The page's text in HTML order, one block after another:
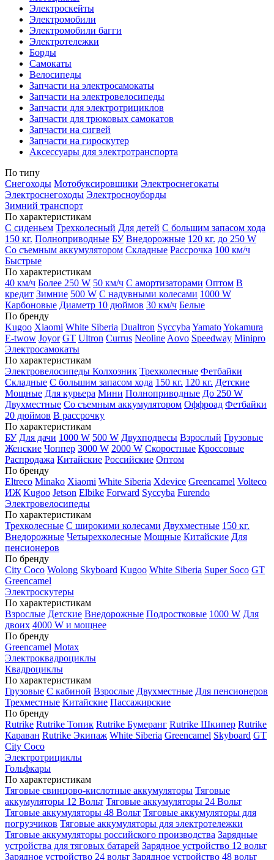
Электроскейты
Электромобили
Электромобили багги
Электротележки
Борды
Самокаты
Велосипеды
Запчасти на электросамокаты
Запчасти на электровелосипеды
Запчасти для электротрициклов
Запчасти для трюковых самокатов
Запчасти на сигвей
Запчасти на гироскутер
Аксессуары для электротранспорта
По типу
Снегоходы Мотобуксировщики Электроснегокаты
Электроснегоходы Электросноуборды
Зимний транспорт
По характеристикам
С сиденьем Трехколесный Для детей С большим запасом хода
150 кг. Полноприводные БУ Внедорожные 120 кг. до 250 W
Со съемным аккумулятором Складные Рассрочка 100 км/ч
Быстрые
По характеристикам
40 км/ч Более 250 W 50 км/ч С амортизаторами Оптом В
кредит Зимние 500 W С надувными колесами 1000 W
Карбоновые Диаметр 10 дюймов 30 км/ч Белые
По бренду
Kugoo Xiaomi White Siberia Dualtron Syccyba YamatoYokamura
E-twow Joyor GT Ultron Currus Neoline Aovo Speedway Minipro
Электросамокаты
По характеристикам
Электровелосипеды Колхозник Трехколесные Фетбайки
Складные С большим запасом хода 150 кг. 120 кг. Детские
Мощные Для курьера Мини Полноприводные До 250 W
Двухместные Со съемным аккумулятором Оффроад Фетбайки
20 дюймов В рассрочку
По характеристикам
БУ Для дачи 1000 W 500 W Двухподвесы Взрослый Грузовые
Женские Чоппер 3000 W 2000 W Скоростные Кроссовые
Распродажа Китайские Российские Оптом
По бренду
Eltreco Minako Xiaomi White Siberia Xdevice Greencamel Volteco
ИЖ Kugoo Jetson Elbike Forward Syccyba Furendo
Электровелосипеды
По характеристикам
Трехколесные С широкими колесами Двухместные 150 кг.
Внедорожные Четырехколесные Мощные Китайские Для
пенсионеров
По бренду
City Coco Wolong Skyboard Kugoo White Siberia Super Soco GT
Greencamel
Электроскутеры
По характеристикам
Взрослые Детские Внедорожные Подростковые 1000 W Для
двоих 4000 W и мощнее
По бренду
Greencamel Motax
Электроквадроциклы
Квадроциклы
По характеристикам
Грузовые С кабиной Взрослые Двухместные Для пенсионеров
Трехместные Китайские Пассажирские
По бренду
Rutrike Rutrike Топик Rutrike Бумеранг Rutrike Шкипер Rutrike
Караван Rutrike Экипаж White Siberia Greencamel Skyboard GT
City Coco
Электротрициклы
Гольфкары
По характеристикам
Тяговые свинцово-кислотные аккумуляторы Тяговые
аккумуляторы 12 Вольт Тяговые аккумуляторы 24 Вольт
Тяговые аккумуляторы 48 Вольт Тяговые аккумуляторы для
погрузчиков Тяговые аккумуляторы для электротележки
Тяговые аккумуляторы российского производства Зарядные
устройства для тяговых батарей Зарядное устройство 12 вольт
Зарядное устройство 24 вольт Зарядное устройство 48 вольт